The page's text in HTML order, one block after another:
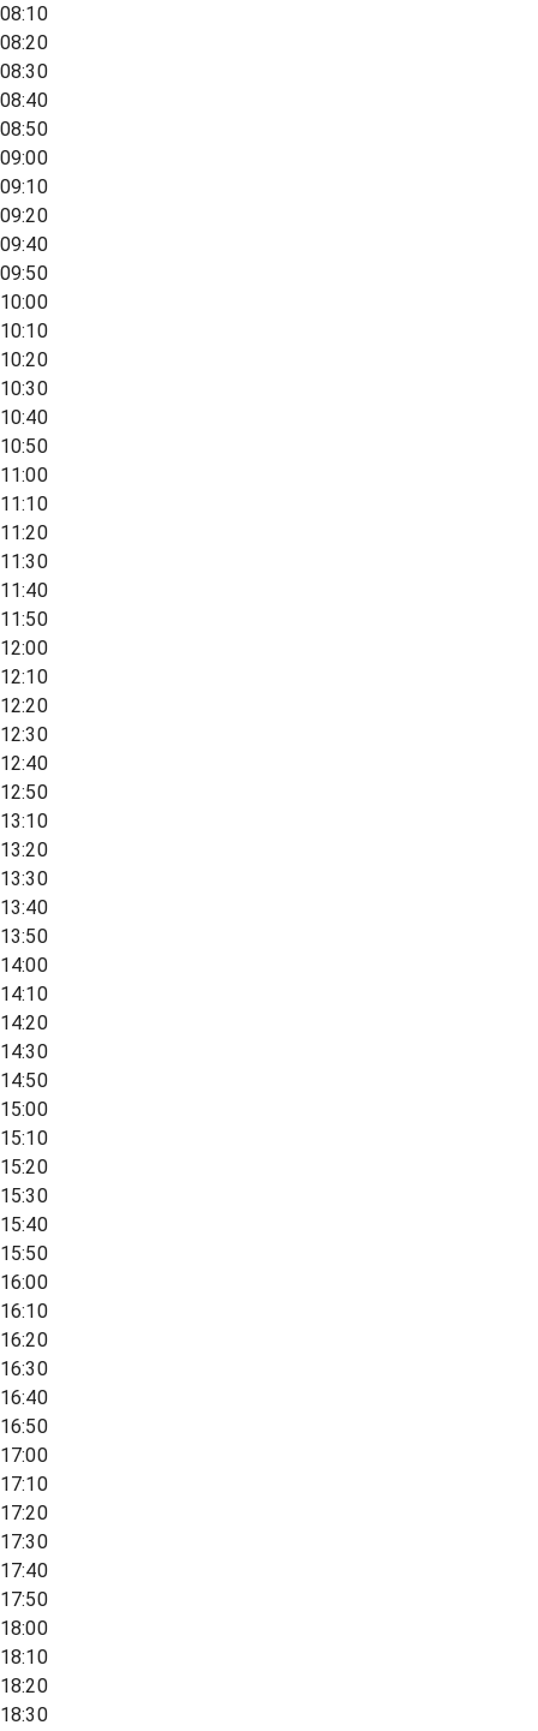
08:10
08:20
08:30
08:40
08:50
09:00
09:10
09:20
09:40
09:50
10:00
10:10
10:20
10:30
10:40
10:50
11:00
11:10
11:20
11:30
11:40
11:50
12:00
12:10
12:20
12:30
12:40
12:50
13:10
13:20
13:30
13:40
13:50
14:00
14:10
14:20
14:30
14:50
15:00
15:10
15:20
15:30
15:40
15:50
16:00
16:10
16:20
16:30
16:40
16:50
17:00
17:10
17:20
17:30
17:40
17:50
18:00
18:10
18:20
18:30